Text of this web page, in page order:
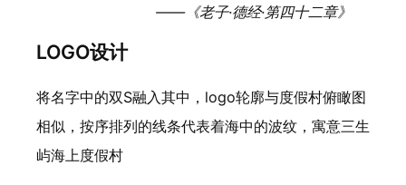
——《老子·德经·第四十二章》
LOGO设计
将名字中的双S融入其中，logo轮廓与度假村俯瞰图
相似，按序排列的线条代表着海中的波纹，寓意三生
屿海上度假村